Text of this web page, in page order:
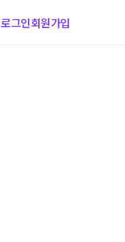
로그인회원가입